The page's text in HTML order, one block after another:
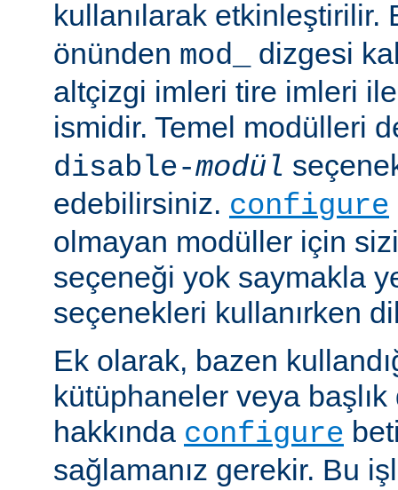
kullanılarak
önünden mod_
dizgesi
altçizgi imleri tire imleri
ismidir. Temel modülleri
disable-modül
edebilirsiniz. configure
olmayan modüller için
seçeneği yok saymakla
seçenekleri kullanırken
Ek olarak, bazen
kütüphaneler veya başlık
hakkında configure
sağlamanız gerekir. Bu